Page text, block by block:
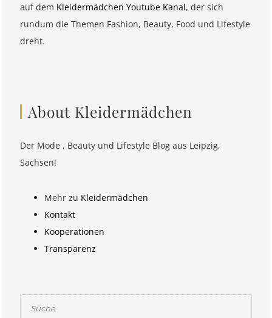
auf dem Kleidermädchen Youtube Kanal, der sich
rundum die Themen Fashion, Beauty, Food und Lifestyle
dreht.
About Kleidermädchen
Der Mode , Beauty und Lifestyle Blog aus Leipzig,
Sachsen!
Mehr zu Kleidermädchen
Kontakt
Kooperationen
Transparenz